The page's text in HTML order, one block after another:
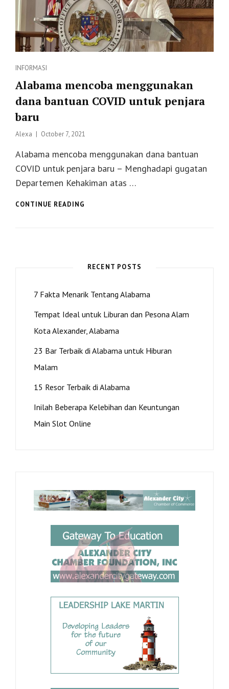
Categories
INFORMASI
Alabama mencoba menggunakan
dana bantuan COVID untuk penjara
baru
Alexa
Posted
October 7, 2021
Alabama mencoba menggunakan dana bantuan
COVID untuk penjara baru – Menghadapi gugatan
Departemen Kehakiman atas …
CONTINUE READING
UNTUK
RECENT POSTS
7 Fakta Menarik Tentang Alabama
Tempat Ideal untuk Liburan dan Pesona Alam
Kota Alexander, Alabama
23 Bar Terbaik di Alabama untuk Hiburan
Malam
15 Resor Terbaik di Alabama
Inilah Beberapa Kelebihan dan Keuntungan
Main Slot Online